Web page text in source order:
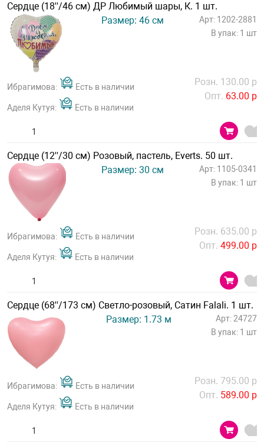
Сердце (18''/46 см) ДР Любимый шары, К. 1 шт.
Размер: 46 см
Арт: 1202-2881
В упак: 1 шт
Ибрагимова: Есть в наличии
Аделя Кутуя: Есть в наличии
Розн. 130.00 р
Опт. 63.00 р
Сердце (12''/30 см) Розовый, пастель, Everts. 50 шт.
Размер: 30 см
Арт: 1105-0341
В упак: 1 шт
Ибрагимова: Есть в наличии
Аделя Кутуя: Есть в наличии
Розн. 635.00 р
Опт. 499.00 р
Сердце (68''/173 см) Светло-розовый, Сатин Falali. 1 шт.
Размер: 1.73 м
Арт: 24727
В упак: 1 шт
Ибрагимова: Есть в наличии
Аделя Кутуя: Есть в наличии
Розн. 795.00 р
Опт. 589.00 р